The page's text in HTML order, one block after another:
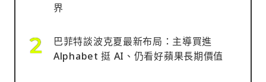
界
巴菲特談波克夏最新布局：主導買進
Alphabet 挺 AI、仍看好蘋果長期價值